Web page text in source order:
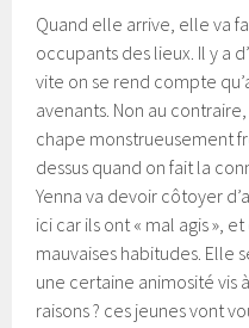
Quand elle arrive, elle va
occupants des lieux. Il y a
vite on se rend compte
avenants. Non au
chape monstrueusement
dessus quand on fait la
Yenna va devoir côtoyer
ici car ils ont « mal agis »,
mauvaises habitudes. Elle
une certaine animosité vis
raisons ? ces jeunes vont